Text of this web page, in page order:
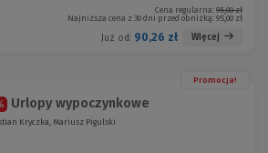
Cena regularna: 95,00 zł
Najniższa cena z 30 dni przed obniżką: 95,00 zł
Już od: 90,26 zł Więcej
Promocja!
Urlopy wypoczynkowe
Kryczka, Mariusz Pigulski